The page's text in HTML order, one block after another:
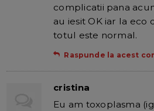
complicatii pana
au iesit OK iar la eco
totul este normal.
Raspunde la acest
cristina
Eu am toxoplasma